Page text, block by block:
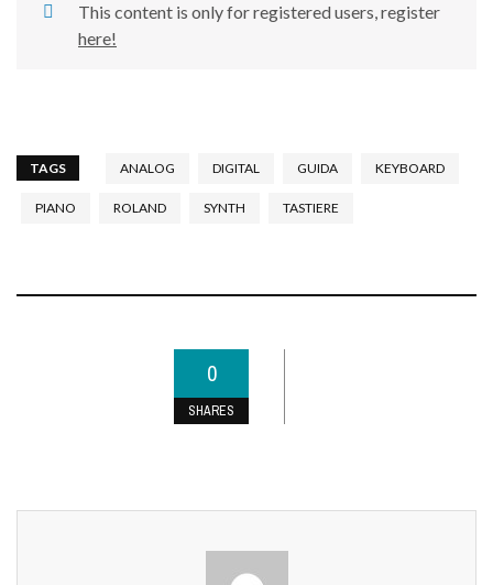
This content is only for registered users, register
here!
TAGS ANALOG DIGITAL GUIDA KEYBOARD
PIANO ROLAND SYNTH TASTIERE
0
SHARES